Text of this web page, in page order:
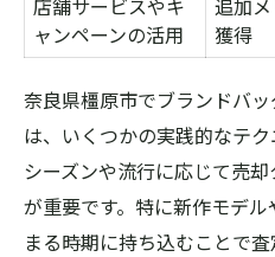
店舗サービスやキ
ャンペーンの活用
追加
獲得
奈良県橿原市でブランドバ
は、いくつかの実践的なテク
シーズンや流行に応じて売
が重要です。特に新作モデ
まる時期に持ち込むことで